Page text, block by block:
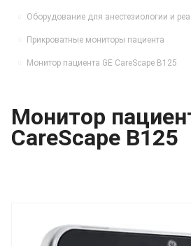
Оборудование для анестезиологии и
Прикроватные мониторы пациента
Монитор пациента GE CareScape B125
Монитор
CareScape B125